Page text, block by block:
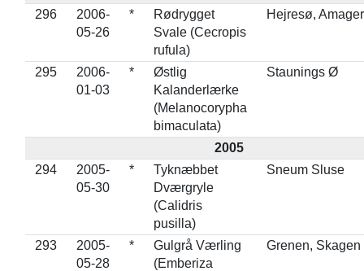
296
2006-
05-26
*
Rødrygget
Svale (Cecropis
rufula)
Hejresø, Amager
295
2006-
01-03
*
Østlig
Kalanderlærke
(Melanocorypha
bimaculata)
Staunings Ø
2005
294
2005-
05-30
*
Tyknæbbet
Dværgryle
(Calidris
pusilla)
Sneum Sluse
293
2005-
05-28
*
Gulgrå Værling
(Emberiza
Grenen, Skagen